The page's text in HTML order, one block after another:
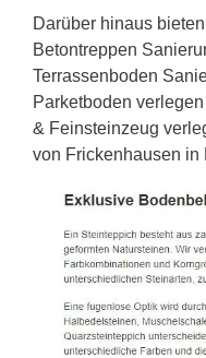
Darüber hinaus
Betontreppen
Terrassenboden
Parketboden
& Feinsteinzeug
von Frickenhausen in